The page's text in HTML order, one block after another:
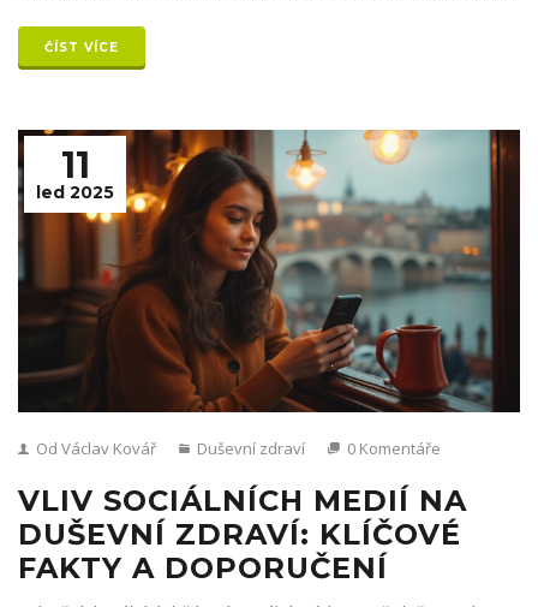
pohled na zdraví a pohodu.
ČÍST VÍCE
11
led 2025
Od Václav Kovář Duševní zdraví 0 Komentáře
VLIV SOCIÁLNÍCH MEDIÍ NA
DUŠEVNÍ ZDRAVÍ: KLÍČOVÉ
FAKTY A DOPORUČENÍ